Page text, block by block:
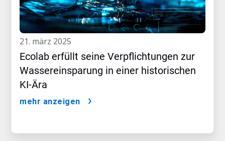
21. märz 2025
Ecolab erfüllt seine Verpflichtungen zur
Wassereinsparung in einer historischen
KI-Ära
mehr anzeigen